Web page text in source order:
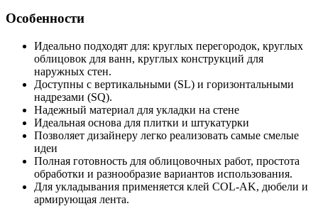
Особенности
Идеально подходят для: круглых перегородок, круглых
облицовок для ванн, круглых конструкций для
наружных стен.
Доступны с вертикальными (SL) и горизонтальными
надрезами (SQ).
Надежный материал для укладки на стене
Идеальная основа для плитки и штукатурки
Позволяет дизайнеру легко реализовать самые смелые
идеи
Полная готовность для облицовочных работ, простота
обработки и разнообразие вариантов использования.
Для укладывания применяется клей COL-AK, дюбели и
армирующая лента.